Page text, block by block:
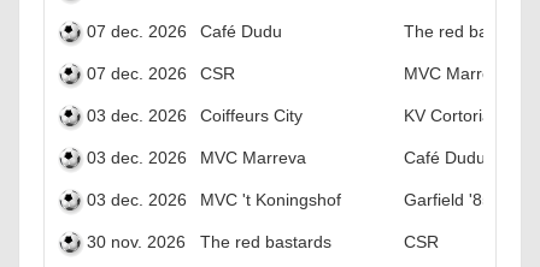
07 dec. 2026 Café Dudu The red bastards
07 dec. 2026 CSR MVC Marreva
03 dec. 2026 Coiffeurs City KV Cortoriacum
03 dec. 2026 MVC Marreva Café Dudu
03 dec. 2026 MVC 't Koningshof Garfield '85
30 nov. 2026 The red bastards CSR